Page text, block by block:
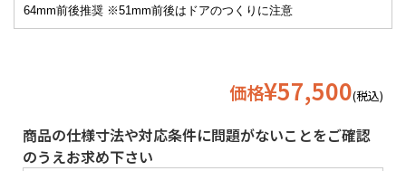
価格¥57,500(税込)
商品の仕様寸法や対応条件に問題がないことをご確認
のうえお求め下さい